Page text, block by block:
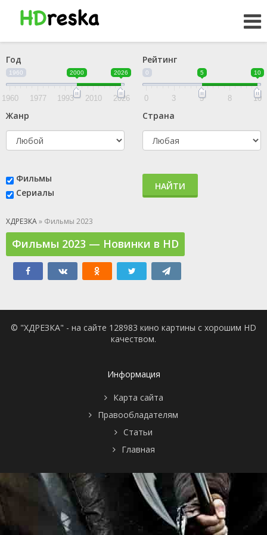
Год
1960 2000 2026
1960 1977 1993 2010 2026
Рейтинг
0 5 10
0 3 5 8 10
Жанр Страна
Фильмы
Сериалы
НАЙТИ
ХДРЕЗКА» Фильмы 2023
Фильмы 2023 — Новинки в HD
© "ХДРЕЗКА" - на сайте 128983 кино картины с хорошим HD
качеством.
Информация
Карта сайта
Правообладателям
Статьи
Главная